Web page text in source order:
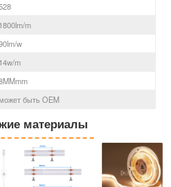
1800lm/m
lm/w
14w/m
mm
быть OEM
материалы